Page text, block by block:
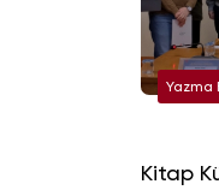
Yazma
Kitap